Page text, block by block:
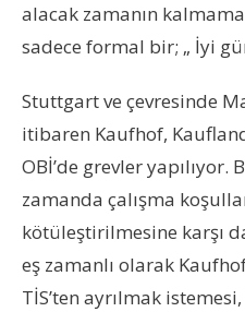
alacak zamanın
sadece formal bir; „ İyi
Stuttgart ve çevresinde
itibaren Kaufhof,
OBİ’de grevler yapılıyor.
zamanda çalışma
kötüleştirilmesine karşı
eş zamanlı olarak
TİS’ten ayrılmak